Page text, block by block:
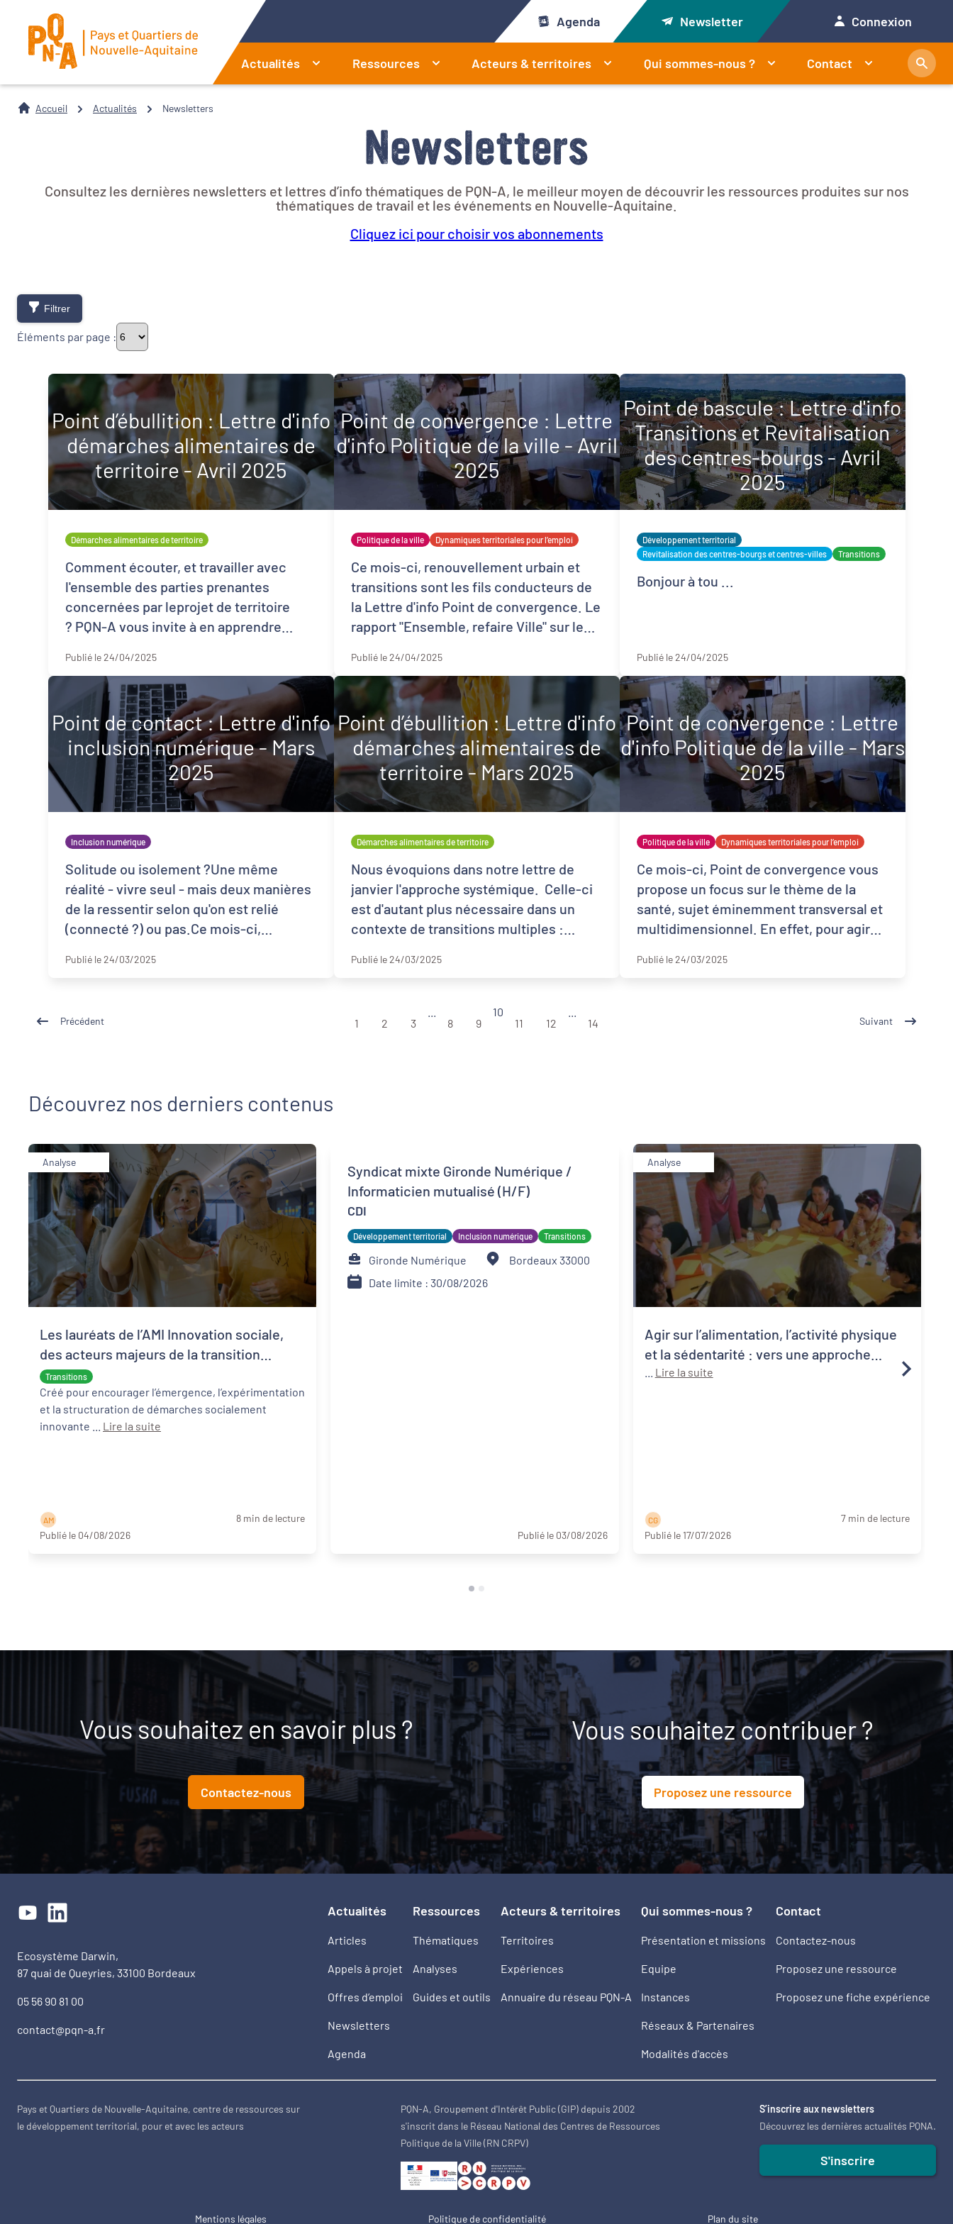
Agenda Newsletter Connexion
Actualités Ressources Acteurs & territoires Qui sommes-nous ? Contact
Accueil Actualités Newsletters
Newsletters
Consultez les dernières newsletters et lettres d’info thématiques de PQN-A, le meilleur moyen de découvrir les ressources produites sur nos
thématiques de travail et les événements en Nouvelle-Aquitaine.
Cliquez ici pour choisir vos abonnements
Filtrer
Éléments par page :
Typologie de newsletter
Newsletters Lettres d'information
Thématiques
Démarches alimentaires de territoire Développement territorial Inclusion numérique
Politique de la ville
Revitalisation des centres-bourgs et centres-
villes
Dynamiques territoriales pour l’emploi
Transitions
Point d’ébullition : Lettre d'info
démarches alimentaires de
territoire - Avril 2025
Démarches alimentaires de territoire
Comment écouter, et travailler avec
l'ensemble des parties prenantes
concernées par leprojet de territoire
? PQN-A vous invite à en apprendre
Publié le 24/04/2025
Point de convergence : Lettre
d'info Politique de la ville - Avril
2025
Politique de la ville Dynamiques territoriales pour l’emploi
Ce mois-ci, renouvellement urbain et
transitions sont les fils conducteurs de
la Lettre d'info Point de convergence. Le
rapport "Ensemble, refaire Ville" sur le
Publié le 24/04/2025
Point de bascule : Lettre d'info
Transitions et Revitalisation
des centres-bourgs - Avril
2025
Développement territorial
Revitalisation des centres-bourgs et centres-villes
Transitions
Publié le 24/04/2025
Point de contact : Lettre d'info
inclusion numérique - Mars
2025
Inclusion numérique
Solitude ou isolement ?Une même
réalité - vivre seul - mais deux manières
de la ressentir selon qu'on est relié
(connecté ?) ou pas.Ce mois-ci,
Publié le 24/03/2025
Point d’ébullition : Lettre d'info
démarches alimentaires de
territoire - Mars 2025
Démarches alimentaires de territoire
Nous évoquions dans notre lettre de
janvier l'approche systémique. Celle-ci
est d'autant plus nécessaire dans un
contexte de transitions multiples :
Publié le 24/03/2025
Point de convergence : Lettre
d'info Politique de la ville - Mars
2025
Politique de la ville Dynamiques territoriales pour l’emploi
Ce mois-ci, Point de convergence vous
propose un focus sur le thème de la
santé, sujet éminemment transversal et
multidimensionnel. En effet, pour agir
Publié le 24/03/2025
Précédent 1 2 3
8
9
10
11
12
14
Suivant
Découvrez nos derniers contenus
Analyse
Transitions
Les lauréats de l’AMI Innovation sociale,
des acteurs majeurs de la transition
écologique et sociale
Créé pour encourager l’émergence, l’expérimentation
et la structuration de démarches socialement
Lire la suite
A M
8 min de lecture
Publié le 04/08/2026
Syndicat mixte Gironde Numérique /
Informaticien mutualisé (H/F)
CDI
Développement territorial Inclusion numérique Transitions
Gironde Numérique
Bordeaux 33000
Date limite : 30/08/2026
Publié le 03/08/2026
Analyse
Agir sur l’alimentation, l’activité physique
et la sédentarité : vers une approche
systémique de la santé publique
Lire la suite
C G
7 min de lecture
Publié le 17/07/2026
Vous souhaitez en savoir plus ?
Contactez-nous
Vous souhaitez contribuer ?
Proposez une ressource
Ecosystème Darwin,
87 quai de Queyries, 33100 Bordeaux
05 56 90 81 00
contact@pqn-a.fr
Actualités
Articles
Appels à projet
Offres d’emploi
Newsletters
Agenda
Ressources
Thématiques
Analyses
Guides et outils
Acteurs & territoires
Territoires
Expériences
Annuaire du réseau PQN-A
Qui sommes-nous ?
Présentation et missions
Equipe
Instances
Réseaux & Partenaires
Modalités d'accès
Contact
Contactez-nous
Proposez une ressource
Proposez une fiche expérience
Pays et Quartiers de Nouvelle-Aquitaine, centre de ressources sur
le développement territorial, pour et avec les acteurs
PQN-A, Groupement d'Intérêt Public (GIP) depuis 2002
s'inscrit dans le Réseau National des Centres de Ressources
Politique de la Ville (RN CRPV)
S’inscrire aux newsletters
Découvrez les dernières actualités PQNA.
S'inscrire
Mentions légales Politique de confidentialité Plan du site